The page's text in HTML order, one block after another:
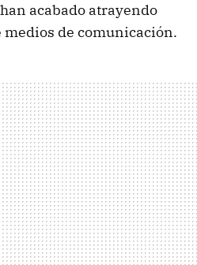
acabado atrayendo
de comunicación.